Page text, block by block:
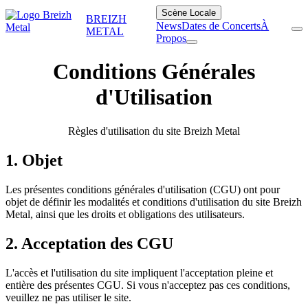
BREIZH
METAL
Scène Locale
NewsDates de ConcertsÀ
Propos
Conditions Générales
d'Utilisation
Règles d'utilisation du site Breizh Metal
1. Objet
Les présentes conditions générales d'utilisation (CGU) ont pour
objet de définir les modalités et conditions d'utilisation du site Breizh
Metal, ainsi que les droits et obligations des utilisateurs.
2. Acceptation des CGU
L'accès et l'utilisation du site impliquent l'acceptation pleine et
entière des présentes CGU. Si vous n'acceptez pas ces conditions,
veuillez ne pas utiliser le site.